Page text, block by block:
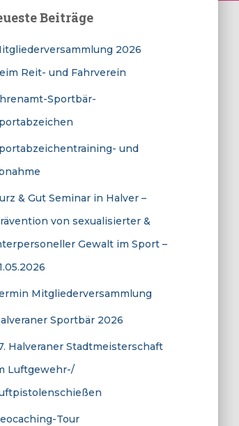
Beiträge
2026
Reit- und Fahrverein
Sportbär-
und
& Gut Seminar in Halver –
von sexualisierter &
Gewalt im Sport –
Mitgliederversammlung
Sportbär 2026
Halveraner Stadtmeisterschaft
Luftgewehr-/
Tour